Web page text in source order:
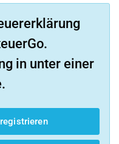
in unter einer